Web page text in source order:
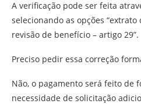
A verificação pode ser feita
selecionando as opções
revisão de benefício – artigo 29”.
Preciso pedir essa correção
Não, o pagamento será feito de
necessidade de solicitação